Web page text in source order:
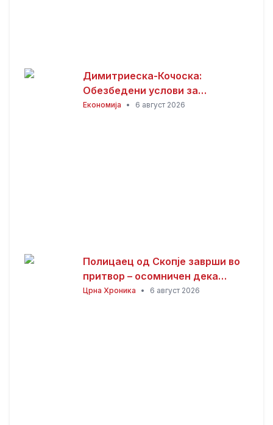
Димитриеска-Кочоска:
Обезбедени услови за
продолжување на изградбата
Економија • 6 август 2026
Полицаец од Скопје заврши во
притвор – осомничен дека
присвоил пари од сообраќајни
Црна Хроника • 6 август 2026